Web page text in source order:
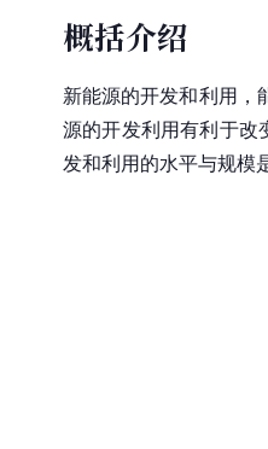
概括介绍
新能源的开发和利用，
源的开发利用有利于改
发和利用的水平与规模